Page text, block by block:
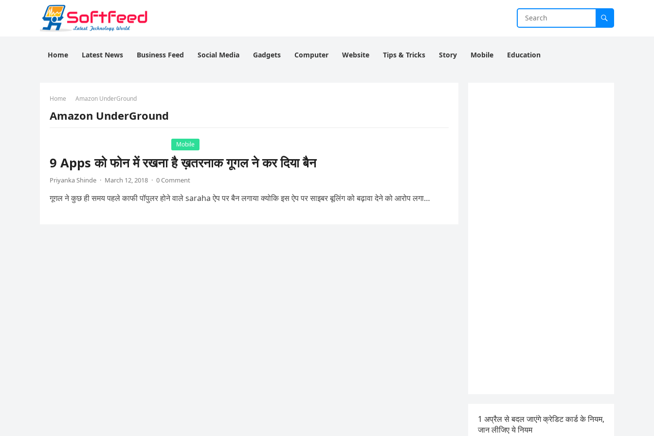
Home Latest News Business Feed Social Media Gadgets Computer Website Tips & Tricks Story Mobile Education
Home Amazon UnderGround
Amazon UnderGround
Mobile
9 Apps को फोन में रखना है ख़तरनाक गूगल ने कर दिया बैन
Priyanka Shinde · March 12, 2018 · 0 Comment
गूगल ने कुछ ही समय पहले काफी पॉपुलर होने वाले saraha ऐप पर बैन लगाया क्योकि इस ऐप पर साइबर बूलिंग को बढ़ावा देने को आरोप लगा…
1 अप्रैल से बदल जाएंगे क्रेडिट कार्ड के नियम,
जान लीजिए ये नियम